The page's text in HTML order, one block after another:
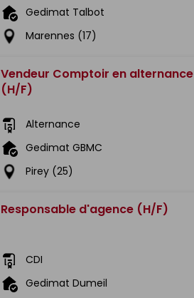
Gedimat Talbot
Marennes (17)
Vendeur Comptoir en alternance
(H/F)
Alternance
Gedimat GBMC
Pirey (25)
Responsable d'agence (H/F)
CDI
Gedimat Dumeil